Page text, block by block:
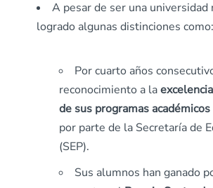
A pesar de ser una universidad
logrado algunas distinciones como:
Por cuarto años
reconocimiento a la
de sus programas
por parte de la Secretaría de
(SEP).
Sus alumnos han ganado